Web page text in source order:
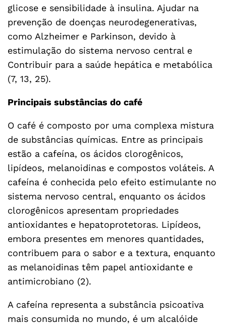
glicose e sensibilidade à insulina. Ajudar na
prevenção de doenças neurodegenerativas,
como Alzheimer e Parkinson, devido à
estimulação do sistema nervoso central e
Contribuir para a saúde hepática e metabólica
(7, 13, 25).
Principais substâncias do café
O café é composto por uma complexa mistura
de substâncias químicas. Entre as principais
estão a cafeína, os ácidos clorogênicos,
lipídeos, melanoidinas e compostos voláteis. A
cafeína é conhecida pelo efeito estimulante no
sistema nervoso central, enquanto os ácidos
clorogênicos apresentam propriedades
antioxidantes e hepatoprotetoras. Lipídeos,
embora presentes em menores quantidades,
contribuem para o sabor e a textura, enquanto
as melanoidinas têm papel antioxidante e
antimicrobiano (2).
A cafeína representa a substância psicoativa
mais consumida no mundo, é um alcalóide